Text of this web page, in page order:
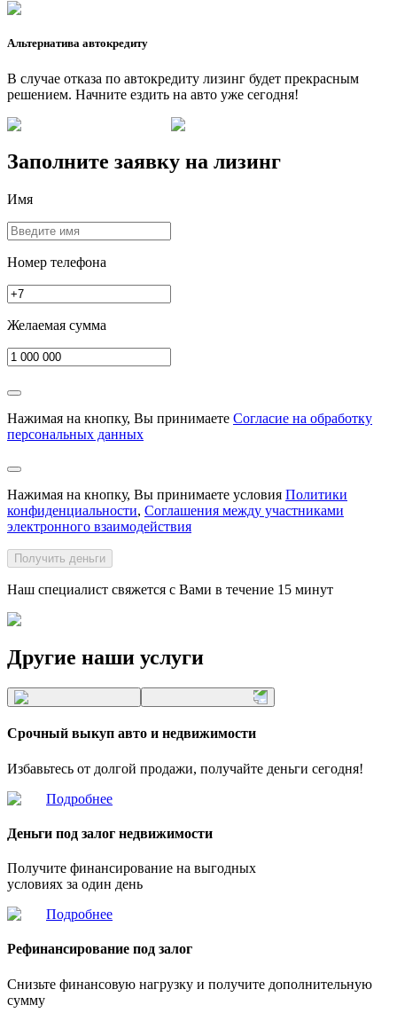
Альтернатива автокредиту
В случае отказа по автокредиту лизинг будет прекрасным
решением. Начните ездить на авто уже сегодня!
Заполните заявку на лизинг
Имя
Номер телефона
Желаемая сумма
Нажимая на кнопку, Вы принимаете Согласие на обработку
персональных данных
Нажимая на кнопку, Вы принимаете условия Политики
конфиденциальности, Соглашения между участниками
электронного взаимодействия
Получить деньги
Наш специалист свяжется с Вами в течение 15 минут
Другие наши услуги
Срочный выкуп авто и недвижимости
Избавьтесь от долгой продажи, получайте деньги сегодня!
Подробнее
Деньги под залог недвижимости
Получите финансирование на выгодных
условиях за один день
Подробнее
Рефинансирование под залог
Снизьте финансовую нагрузку и получите дополнительную
сумму